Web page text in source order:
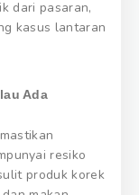
dari pasaran,
kasus lantaran
Ada
resiko
produk korek